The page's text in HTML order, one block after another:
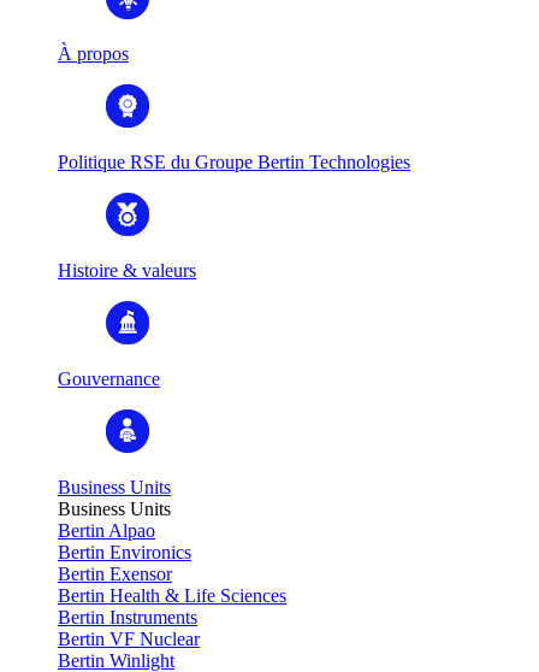
À propos
Politique RSE du Groupe Bertin Technologies
Histoire & valeurs
Gouvernance
Business Units
Business Units
Bertin Alpao
Bertin Environics
Bertin Exensor
Bertin Health & Life Sciences
Bertin Instruments
Bertin VF Nuclear
Bertin Winlight